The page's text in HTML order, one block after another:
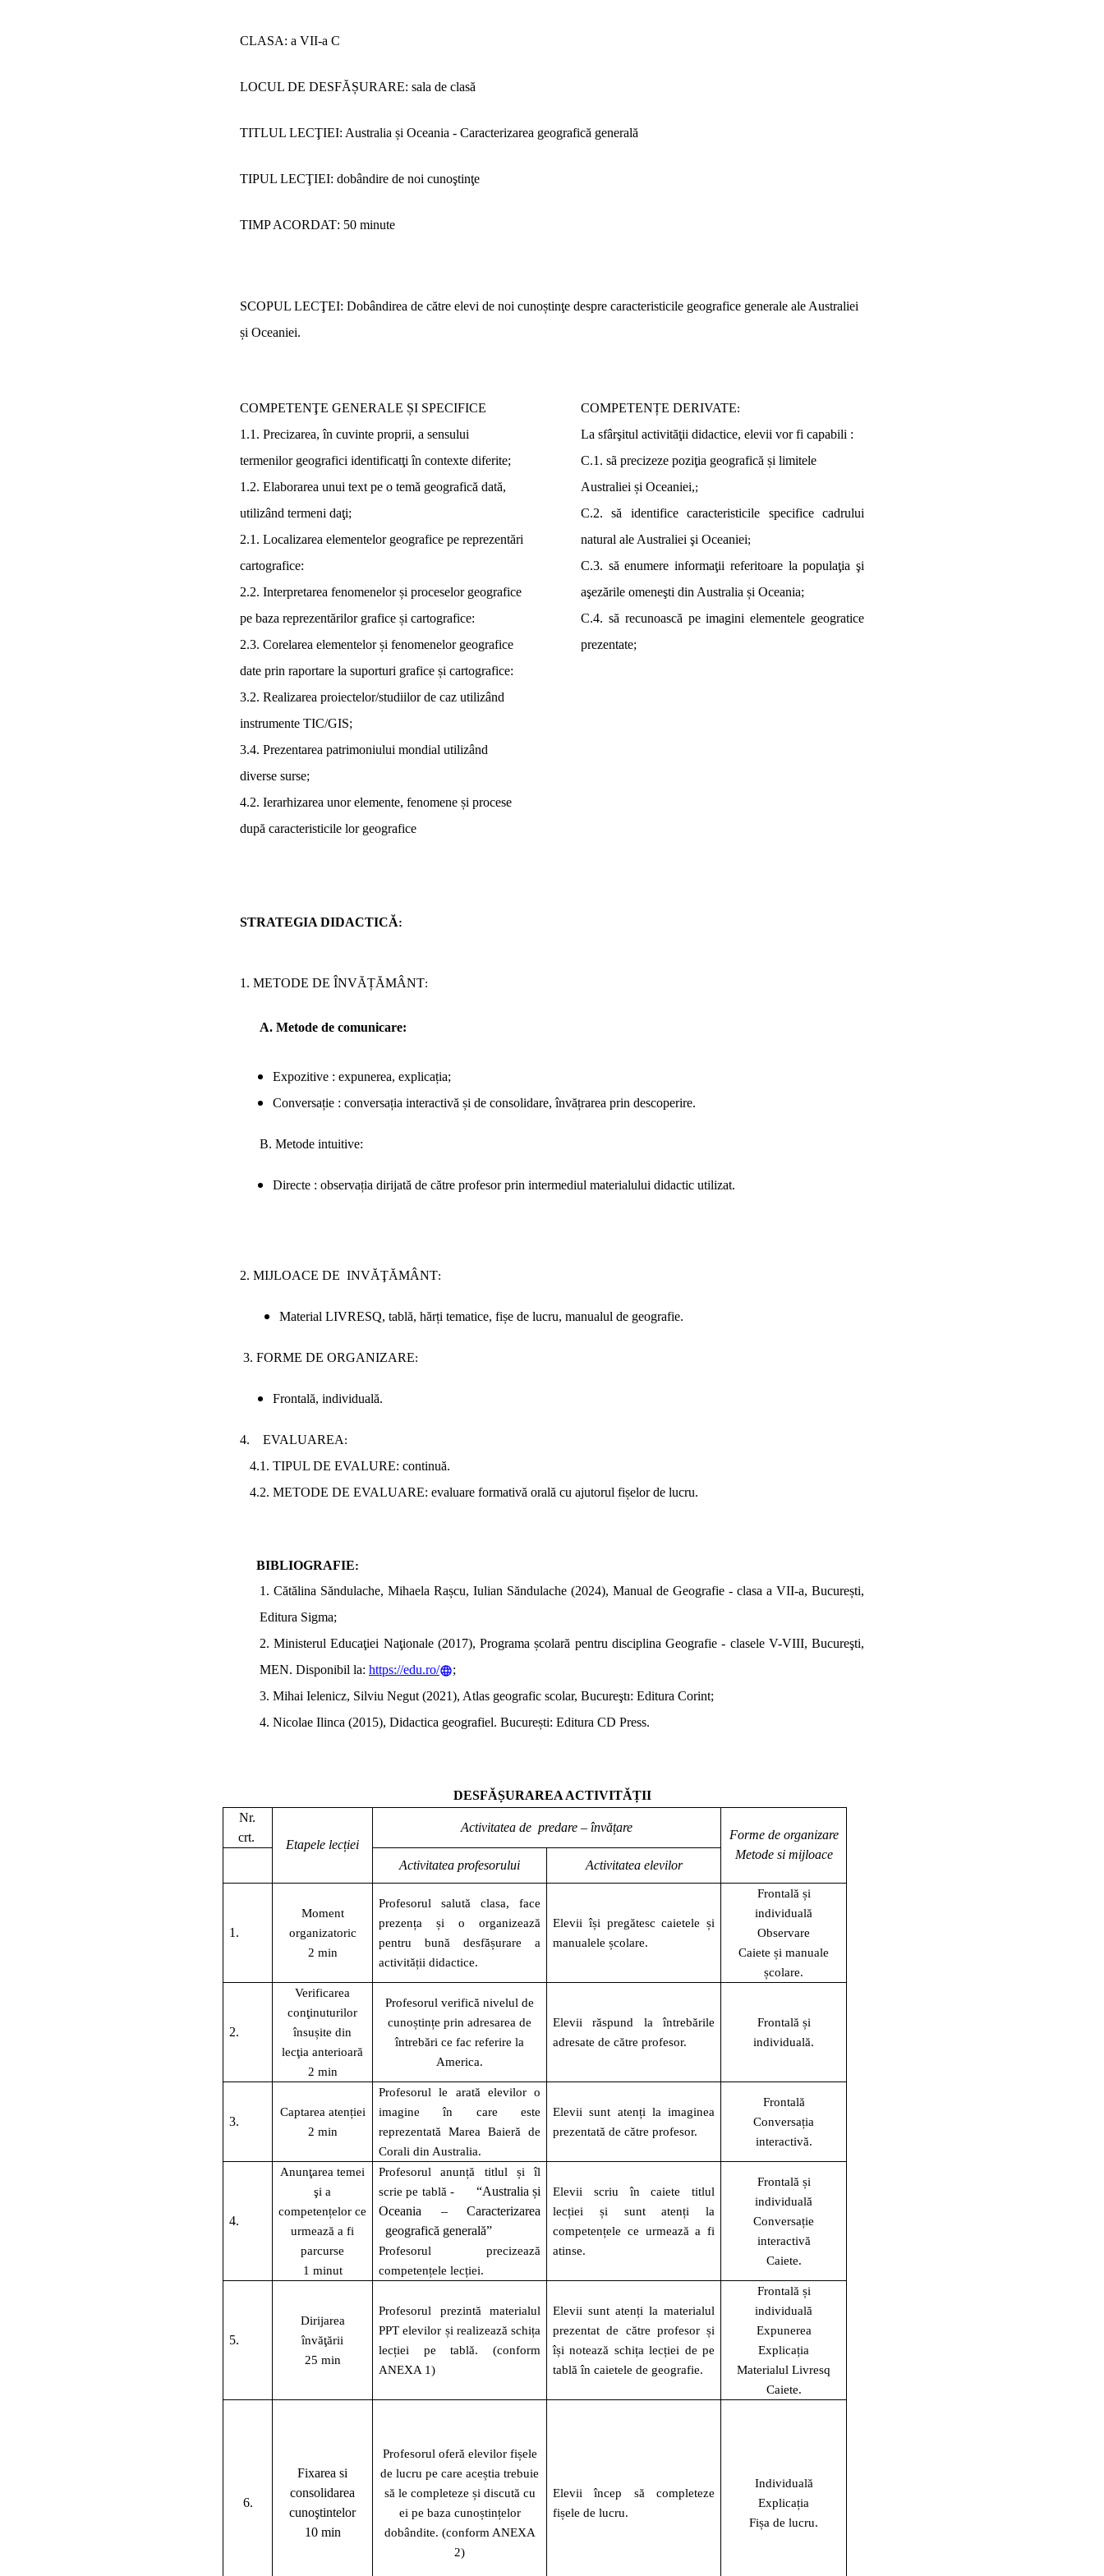
CLASA: a VII-a C
LOCUL DE DESFĂȘURARE: sala de clasă
TITLUL LECŢIEI: Australia și Oceania - Caracterizarea geografică generală
TIPUL LECŢIEI: dobândire de noi cunoştinţe
TIMP ACORDAT: 50 minute
SCOPUL LECŢEI: Dobândirea de către elevi de noi cunoștinţe despre caracteristicile geografice generale ale Australiei
și Oceaniei.
COMPETENŢE GENERALE ȘI SPECIFICE
1.1 . Precizarea, în cuvinte proprii, a sensului
termenilor geografici identificatţi în contexte diferite;
1.2. Elaborarea unui text pe o temă geografică dată,
utilizând termeni daţi;
2.1 . Localizarea elementelor geografice pe reprezentări
cartografice:
2.2. Interpretarea fenomenelor și proceselor geografice
pe baza reprezentărilor grafice și cartografice:
2.3. Corelarea elementelor și fenomenelor geografice
date prin raportare la suporturi grafice și cartografice:
3.2. Realizarea proiectelor/studiilor de caz utilizând
instrumente TIC/GIS;
3.4. Prezentarea patrimoniului mondial utilizând
diverse surse;
4.2. Ierarhizarea unor elemente, fenomene și procese
după caracteristicile lor geografice
COMPETENȚE DERIVATE:
La sfârşitul activităţii didactice, elevii vor fi capabili :
C.1 . sã precizeze poziţia geografică și limitele
Australiei și Oceaniei,;
C.2. să identifice caracteristicile specifice cadrului
natural ale Australiei şi Oceaniei;
C.3. să enumere informaţii referitoare la populaţia şi
aşezările omeneşti din Australia și Oceania;
C.4. să recunoască pe imagini elementele geogratice
prezentate;
STRATEGIA DIDACTICĂ:
1. METODE DE ÎNVĂȚĂMÂNT:
A. Metode de comunicare:
Expozitive : expunerea, explicația;
Conversație : conversația interactivă și de consolidare, învățrarea prin descoperire.
B. Metode intuitive:
Directe : observația dirijată de către profesor prin intermediul materialului didactic utilizat.
2. MIJLOACE DE INVĂŢĂMÂNT:
Material LIVRESQ, tablă, hărți tematice, fișe de lucru, manualul de geografie.
3. FORME DE ORGANIZARE:
Frontală, individuală.
4. EVALUAREA:
4.1. TIPUL DE EVALURE: continuă.
4.2. METODE DE EVALUARE: evaluare formativă orală cu ajutorul fișelor de lucru.
BIBLIOGRAFIE:
1. Cătălina Săndulache, Mihaela Rașcu, Iulian Săndulache (2024), Manual de Geografie - clasa a VII-a, București,
Editura Sigma;
2.Ministerul Educaţiei Naţionale(2017), Programa școlară pentru disciplina Geografie - clasele V-VIII, Bucureşti,
MEN. Disponibil la: https://edu.ro/
;
3. Mihai Ielenicz, Silviu Negut (2021), Atlas geografic scolar, Bucureştı: Editura Corint;
4. Nicolae Ilinca (2015), Didactica geografiel. București: Editura CD Press.
DESFĂȘURAREA ACTIVITĂȚII
Nr.
crt.
Etapele lecției
Activitatea de predare – învățare
Forme de organizare
Metode si mijloace
Activitatea profesorului Activitatea elevilor
1.
Moment
organizatoric
2 min
Profesorul salută clasa, face
prezența și o organizează
pentru bună desfășurare a
activității didactice.
Elevii își pregătesc caietele și
manualele școlare.
Frontală și
individuală
Observare
Caiete și manuale
școlare.
2.
Verificarea
conţinuturilor
însușite din
lecţia anterioară
2 min
Profesorul verifică nivelul de
cunoștințe prin adresarea de
întrebări ce fac referire la
America.
Elevii răspund la întrebările
adresate de către profesor.
Frontală și
individuală.
3.
Captarea atenției
2 min
Profesorul le arată elevilor o
imagine în care este
reprezentată Marea Baieră de
Corali din Australia.
Elevii sunt atenți la imaginea
prezentată de către profesor.
Frontală
Conversația
interactivă.
4.
Anunţarea temei
şi a
competențelor ce
urmează a fi
parcurse
1 minut
Profesorul anunță titlul și îl
scrie pe tablă - “Australia și
Oceania – Caracterizarea
geografică generală”
Profesorul precizează
competențele lecției.
Elevii scriu în caiete titlul
lecției și sunt atenți la
competențele ce urmează a fi
atinse.
Frontală și
individuală
Conversație
interactivă
Caiete.
5.
Dirijarea
învăţării
25 min
Profesorul prezintă materialul
PPT elevilor și realizează schița
lecției pe tablă. (conform
ANEXA 1)
Elevii sunt atenți la materialul
prezentat de către profesor și
își notează schița lecției de pe
tablă în caietele de geografie.
Frontală și
individuală
Expunerea
Explicația
Materialul Livresq
Caiete.
6.
Fixarea si
consolidarea
cunoştintelor
10 min
Profesorul oferă elevilor fișele
de lucru pe care aceștia trebuie
să le completeze și discută cu
ei pe baza cunoștințelor
dobândite. (conform ANEXA
2)
Elevii încep să completeze
fișele de lucru.
Individuală
Explicația
Fișa de lucru.